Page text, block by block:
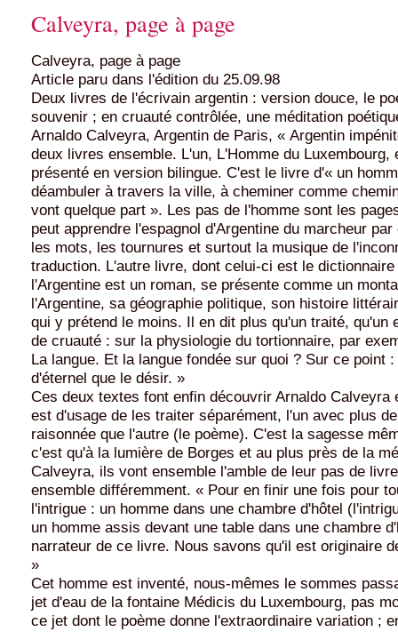
Calveyra, page à page
Calveyra, page à page
Article paru dans l'édition du 25.09.98
Deux livres de l'écrivain argentin : version douce, le
souvenir ; en cruauté contrôlée, une méditation
Arnaldo Calveyra, Argentin de Paris, « Argentin
deux livres ensemble. L'un, L'Homme du Luxembourg,
présenté en version bilingue. C'est le livre d'« un
déambuler à travers la ville, à cheminer comme
vont quelque part ». Les pas de l'homme sont les
peut apprendre l'espagnol d'Argentine du marcheur
les mots, les tournures et surtout la musique de
traduction. L'autre livre, dont celui-ci est le
l'Argentine est un roman, se présente comme un
l'Argentine, sa géographie politique, son histoire
qui y prétend le moins. Il en dit plus qu'un traité, qu'un
de cruauté : sur la physiologie du tortionnaire, par
La langue. Et la langue fondée sur quoi ? Sur ce point
d'éternel que le désir. »
Ces deux textes font enfin découvrir Arnaldo Calveyra
est d'usage de les traiter séparément, l'un avec plus
raisonnée que l'autre (le poème). C'est la sagesse
c'est qu'à la lumière de Borges et au plus près de la
Calveyra, ils vont ensemble l'amble de leur pas de
ensemble différemment. « Pour en finir une fois pour
l'intrigue : un homme dans une chambre d'hôtel
un homme assis devant une table dans une chambre
narrateur de ce livre. Nous savons qu'il est originaire
»
Cet homme est inventé, nous-mêmes le sommes
jet d'eau de la fontaine Médicis du Luxembourg, pas
ce jet dont le poème donne l'extraordinaire variation ;